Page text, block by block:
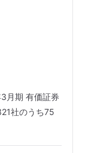
月期 有価証券
社のうち75